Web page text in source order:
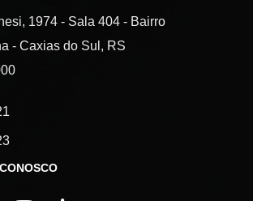
1974 - Sala 404 - Bairro
- Caxias do Sul, RS